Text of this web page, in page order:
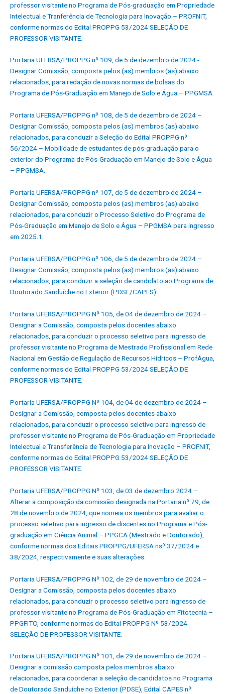
professor visitante no Programa de Pós-graduação em Propriedade
Intelectual e Tranferência de Tecnologia para Inovação – PROFNIT,
conforme normas do Edital PROPPG 53/2024 SELEÇÃO DE
PROFESSOR VISITANTE.
Portaria UFERSA/PROPPG nº 109, de 5 de dezembro de 2024 -
Designar Comissão, composta pelos (as) membros (as) abaixo
relacionados, para redação de novas normas de bolsas do
Programa de Pós-Graduação em Manejo de Solo e Água – PPGMSA.
Portaria UFERSA/PROPPG nº 108, de 5 de dezembro de 2024 –
Designar Comissão, composta pelos (as) membros (as) abaixo
relacionados, para conduzir a Seleção do Edital PROPPG nº
56/2024 – Mobilidade de estudantes de pós-graduação para o
exterior do Programa de Pós-Graduação em Manejo de Solo e Água
– PPGMSA.
Portaria UFERSA/PROPPG nº 107, de 5 de dezembro de 2024 –
Designar Comissão, composta pelos (as) membros (as) abaixo
relacionados, para conduzir o Processo Seletivo do Programa de
Pós-Graduação em Manejo de Solo e Água – PPGMSA para ingresso
em 2025.1.
Portaria UFERSA/PROPPG nº 106, de 5 de dezembro de 2024 –
Designar Comissão, composta pelos (as) membros (as) abaixo
relacionados, para conduzir a seleção de candidato ao Programa de
Doutorado Sanduíche no Exterior (PDSE/CAPES).
Portaria UFERSA/PROPPG Nº 105, de 04 de dezembro de 2024 –
Designar a Comissão, composta pelos docentes abaixo
relacionados, para conduzir o processo seletivo para ingresso de
professor visitante no Programa de Mestrado Profissional em Rede
Nacional em Gestão de Regulação de Recursos Hídricos – ProfÁgua,
conforme normas do Edital PROPPG 53/2024 SELEÇÃO DE
PROFESSOR VISITANTE.
Portaria UFERSA/PROPPG Nº 104, de 04 de dezembro de 2024 –
Designar a Comissão, composta pelos docentes abaixo
relacionados, para conduzir o processo seletivo para ingresso de
professor visitante no Programa de Pós-Graduação em Propriedade
Intelectual e Transferência de Tecnologia para Inovação – PROFNIT,
conforme normas do Edital PROPPG 53/2024 SELEÇÃO DE
PROFESSOR VISITANTE.
Portaria UFERSA/PROPPG Nº 103, de 03 de dezembro 2024 –
Alterar a composição da comissão designada na Portaria nº 79, de
28 de novembro de 2024, que nomeia os membros para avaliar o
processo seletivo para ingresso de discentes no Programa e Pós-
graduação em Ciência Animal – PPGCA (Mestrado e Doutorado),
conforme normas dos Editais PROPPG/UFERSA nsº 37/2024 e
38/2024, respectivamente e suas alterações.
Portaria UFERSA/PROPPG Nº 102, de 29 de novembro de 2024 –
Designar a Comissão, composta pelos docentes abaixo
relacionados, para conduzir o processo seletivo para ingresso de
professor visitante no Programa de Pós-Graduação em Fitotecnia –
PPGFITO, conforme normas do Edital PROPPG Nº 53/2024
SELEÇÃO DE PROFESSOR VISITANTE.
Portaria UFERSA/PROPPG Nº 101, de 29 de novembro de 2024 –
Designar a comissão composta pelos membros abaixo
relacionados, para coordenar a seleção de candidatos no Programa
de Doutorado Sanduíche no Exterior (PDSE), Edital CAPES nº